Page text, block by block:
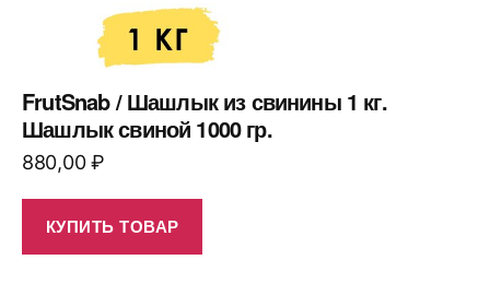
FrutSnab / Шашлык из свинины 1 кг.
Шашлык свиной 1000 гр.
880,00₽
КУПИТЬ ТОВАР